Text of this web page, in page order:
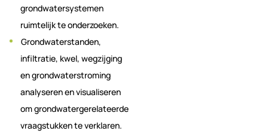
grondwatersystemen
ruimtelijk te onderzoeken.
Grondwaterstanden,
infiltratie, kwel, wegzijging
en grondwaterstroming
analyseren en visualiseren
om grondwatergerelateerde
vraagstukken te verklaren.